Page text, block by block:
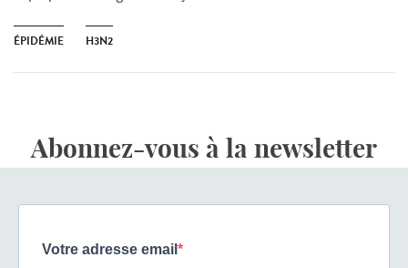
ÉPIDÉMIE H3N2
Abonnez-vous à la newsletter